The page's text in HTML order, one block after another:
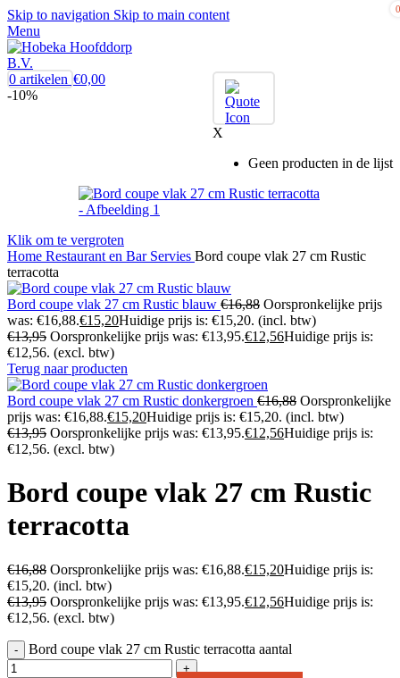
Skip to navigation Skip to main content
Menu
0
X
Geen producten in de lijst
0 artikelen €0,00
-10%
Klik om te vergroten
Home Restaurant en Bar Servies Bord coupe vlak 27 cm Rustic
terracotta
Bord coupe vlak 27 cm Rustic blauw €16,88 Oorspronkelijke prijs
was: €16,88.€15,20Huidige prijs is: €15,20. (incl. btw)
€13,95 Oorspronkelijke prijs was: €13,95.€12,56Huidige prijs is:
€12,56. (excl. btw)
Terug naar producten
Bord coupe vlak 27 cm Rustic donkergroen €16,88 Oorspronkelijke
prijs was: €16,88.€15,20Huidige prijs is: €15,20. (incl. btw)
€13,95 Oorspronkelijke prijs was: €13,95.€12,56Huidige prijs is:
€12,56. (excl. btw)
Bord coupe vlak 27 cm Rustic
terracotta
€16,88 Oorspronkelijke prijs was: €16,88.€15,20Huidige prijs is:
€15,20. (incl. btw)
€13,95 Oorspronkelijke prijs was: €13,95.€12,56Huidige prijs is:
€12,56. (excl. btw)
Bord coupe vlak 27 cm Rustic terracotta aantal